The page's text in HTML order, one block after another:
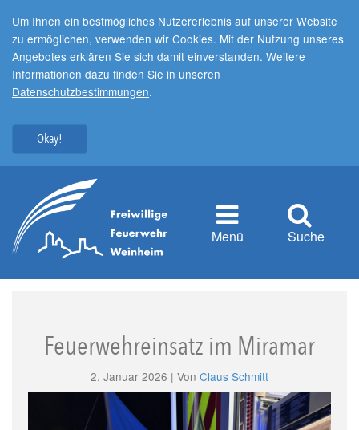
Um Ihnen ein bestmögliches Nutzererlebnis auf unserer Website
zu ermöglichen, verwenden wir Cookies. Mit der Nutzung unseres
Angebotes erklären Sie sich damit einverstanden. Weitere
Informationen dazu finden Sie in unseren
Datenschutzbestimmungen.
Okay!
Menü Suche
Feuerwehreinsatz im Miramar
2. Januar 2026 | Von Claus Schmitt